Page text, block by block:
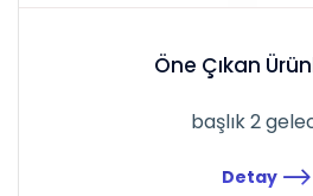
Öne Çıkan
başlık 2
Detay